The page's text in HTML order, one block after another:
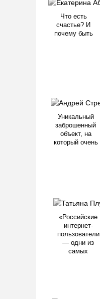
Что есть
счастье? И
почему быть
Уникальный
заброшенный
объект, на
который очень
«Российские
интернет-
пользователи
— одни из
самых